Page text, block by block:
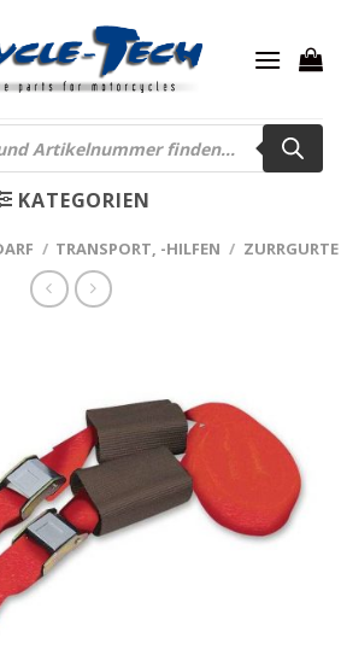
KATEGORIEN
/ TRANSPORT, -HILFEN / ZURRGURTE